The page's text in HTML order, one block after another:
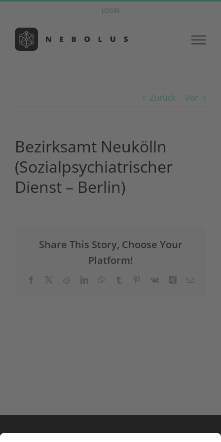
springen
LOGIN
Zurück Vor
Bezirksamt Neukölln
(Sozialpsychiatrischer
Dienst – Berlin)
Share This Story, Choose Your
Platform!
Facebook RedditLinkedInWhatsApp
Tumblr Pinterest
Vk Xing E-